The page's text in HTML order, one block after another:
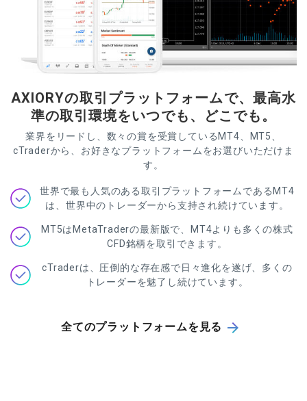
AXIORYの取引プラットフォームで、最高水
準の取引環境をいつでも、どこでも。
業界をリードし、数々の賞を受賞しているMT4、MT5、
cTraderから、お好きなプラットフォームをお選びいただけま
す。
世界で最も人気のある取引プラットフォームであるMT4
は、世界中のトレーダーから支持され続けています。
MT5はMetaTraderの最新版で、MT4よりも多くの株式
CFD銘柄を取引できます。
cTraderは、圧倒的な存在感で日々進化を遂げ、多くの
トレーダーを魅了し続けています。
全てのプラットフォームを見る